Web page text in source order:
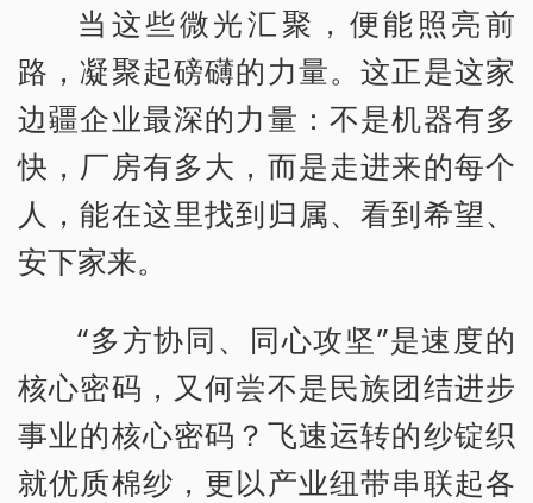
当这些微光汇聚，便能照亮前
路，凝聚起磅礴的力量。这正是这家
边疆企业最深的力量：不是机器有多
快，厂房有多大，而是走进来的每个
人，能在这里找到归属、看到希望、
安下家来。
“多方协同、同心攻坚”是速度的
核心密码，又何尝不是民族团结进步
事业的核心密码？飞速运转的纱锭织
就优质棉纱，更以产业纽带串联起各